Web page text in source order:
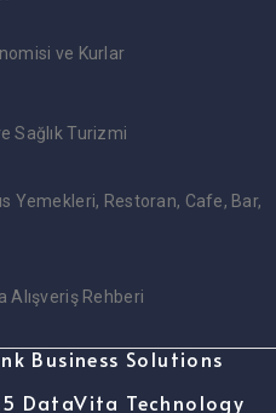
ve Kurlar
Sağlık Turizmi
Yemekleri, Restoran, Cafe, Bar,
Alışveriş Rehberi
Business Solutions
DataVita Technology